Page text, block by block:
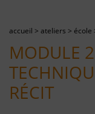
accueil > ateliers > école
MODULE
RÉCIT